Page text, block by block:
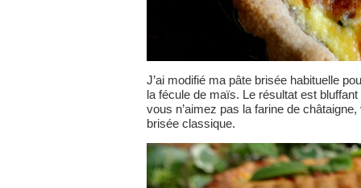
J’ai modifié ma pâte brisée habituelle
la fécule de maïs. Le résultat est
vous n’aimez pas la farine de
brisée classique.